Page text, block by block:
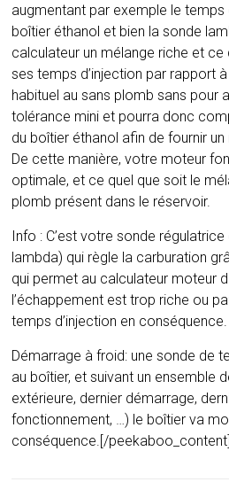
augmentant par exemple le temps
boîtier éthanol et bien la sonde
calculateur un mélange riche et ce
ses temps d’injection par rapport
habituel au sans plomb sans pour
tolérance mini et pourra donc
du boîtier éthanol afin de fournir
De cette manière, votre moteur
optimale, et ce quel que soit le
plomb présent dans le réservoir.
Info : C’est votre sonde
lambda) qui règle la carburation
qui permet au calculateur moteur
l’échappement est trop riche ou
temps d’injection en conséquence.
Démarrage à froid: une sonde de
au boîtier, et suivant un ensemble
extérieure, dernier démarrage,
fonctionnement, …) le boîtier va
conséquence.[/peekaboo_content]